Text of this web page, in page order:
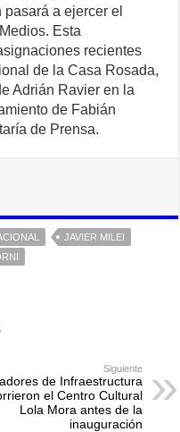
a ejercer el
Esta
recientes
de la Casa Rosada,
Adrián Ravier en la
de Fabián
de Prensa.
JAVIER MILEI
Siguiente
de Infraestructura
el Centro Cultural
Lola Mora antes de la
inauguración